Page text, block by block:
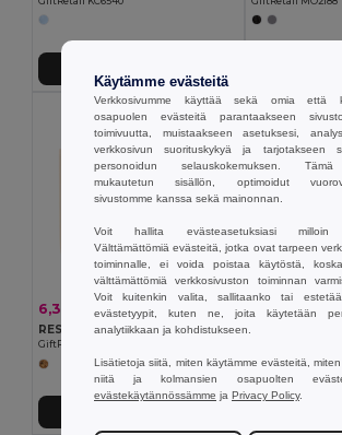
6,32 € 7,09 € -11%
RESPECT Canvas kassi
GiftRetail MO6379
7,17 €7,50 €
Käytämme evästeitä
Verkkosivumme käyttää sekä omia että
osapuolen evästeitä parantaakseen
toimivuutta, muistaakseen asetuksesi,
verkkosivun suorituskykyä ja tarjotakseen
personoidun selauskokemuksen.
mukautetun sisällön, optimoidut
sivustomme kanssa sekä mainonnan.
Voit hallita evästeasetuksiasi milloin
Välttämättömiä evästeitä, jotka ovat tarpeen
toiminnalle, ei voida poistaa käytöstä,
välttämättömiä verkkosivuston toiminnan
Voit kuitenkin valita, sallitaanko tai
evästetyypit, kuten ne, joita käytetään
analytiikkaan ja kohdistukseen.
Lisätietoja siitä, miten käytämme evästeitä,
niitä ja kolmansien osapuolten
evästekäytännössämme ja Privacy Policy.